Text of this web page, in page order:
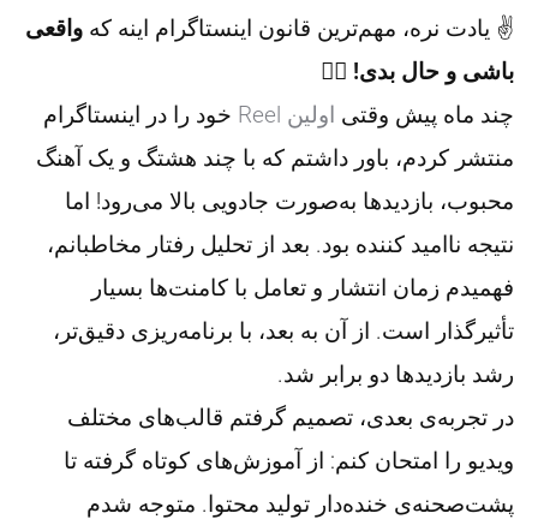
✌️ یادت نره، مهم‌ترین قانون اینستاگرام اینه که واقعی
باشی و حال بدی! ❤️‍🔥
چند ماه پیش وقتی اولین Reel
خود را در اینستاگرام
منتشر کردم، باور داشتم که با چند هشتگ و یک آهنگ
محبوب، بازدیدها به‌صورت جادویی بالا می‌رود! اما
نتیجه ناامید کننده بود. بعد از تحلیل رفتار مخاطبانم،
فهمیدم زمان انتشار و تعامل با کامنت‌ها بسیار
تأثیرگذار است. از آن به بعد، با برنامه‌ریزی دقیق‌تر،
رشد بازدیدها دو برابر شد.
در تجربه‌ی بعدی، تصمیم گرفتم قالب‌های مختلف
ویدیو را امتحان کنم: از آموزش‌های کوتاه گرفته تا
پشت‌صحنه‌ی خنده‌دار تولید محتوا. متوجه شدم